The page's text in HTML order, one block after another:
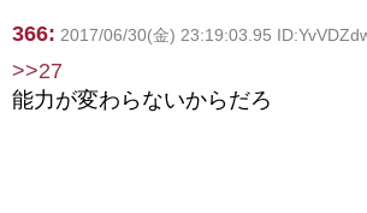
366: 2017/06/30(金) 23:19:03.95
>>27
能力が変わらないからだろ